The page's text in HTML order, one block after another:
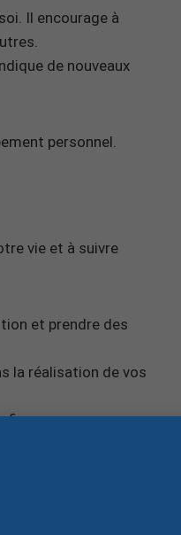
Il encourage à
de nouveaux
personnel.
vie et à suivre
et prendre des
la réalisation de vos
fins, vous